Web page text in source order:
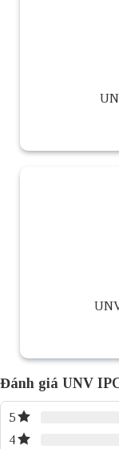
Đánh giá UNV
5
4